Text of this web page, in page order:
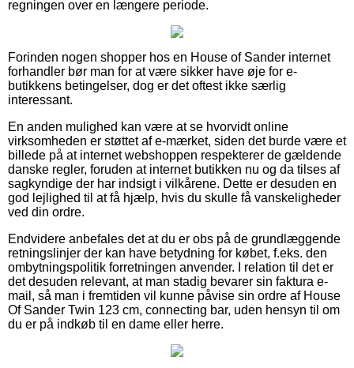
regningen over en længere periode.
Forinden nogen shopper hos en House of Sander internet
forhandler bør man for at være sikker have øje for e-
butikkens betingelser, dog er det oftest ikke særlig
interessant.
En anden mulighed kan være at se hvorvidt online
virksomheden er støttet af e-mærket, siden det burde være et
billede på at internet webshoppen respekterer de gældende
danske regler, foruden at internet butikken nu og da tilses af
sagkyndige der har indsigt i vilkårene. Dette er desuden en
god lejlighed til at få hjælp, hvis du skulle få vanskeligheder
ved din ordre.
Endvidere anbefales det at du er obs på de grundlæggende
retningslinjer der kan have betydning for købet, f.eks. den
ombytningspolitik forretningen anvender. I relation til det er
det desuden relevant, at man stadig bevarer sin faktura e-
mail, så man i fremtiden vil kunne påvise sin ordre af House
Of Sander Twin 123 cm, connecting bar, uden hensyn til om
du er på indkøb til en dame eller herre.